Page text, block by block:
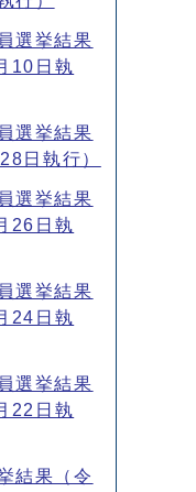
選挙結果
10日執
選挙結果
日執行）
選挙結果
26日執
選挙結果
24日執
選挙結果
22日執
結果（令